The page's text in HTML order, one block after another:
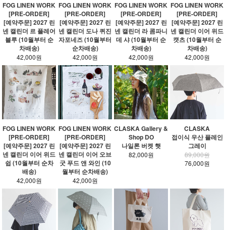
FOG LINEN WORK
[PRE-ORDER]
[예약주문] 2027 린
넨 캘린더 르 플레어
블루 (10월부터 순
차배송)
42,000원
FOG LINEN WORK
[PRE-ORDER]
[예약주문] 2027 린
넨 캘린더 도나 퀴진
자포네즈 (10월부터
순차배송)
42,000원
FOG LINEN WORK
[PRE-ORDER]
[예약주문] 2027 린
넨 캘린더 라 콤파니
데 샤 (10월부터 순
차배송)
42,000원
FOG LINEN WORK
[PRE-ORDER]
[예약주문] 2027 린
넨 캘린더 이어 위드
캣츠 (10월부터 순
차배송)
42,000원
FOG LINEN WORK
[PRE-ORDER]
[예약주문] 2027 린
넨 캘린더 이어 위드
쉽 (10월부터 순차
배송)
42,000원
FOG LINEN WORK
[PRE-ORDER]
[예약주문] 2027 린
넨 캘린더 이어 오브
굿 푸드 앤 와인 (10
월부터 순차배송)
42,000원
CLASKA Gallery &
Shop DO
나일론 버켓 햇
82,000원
CLASKA
접이식 우산 플레인
그레이
89,000원
76,000원